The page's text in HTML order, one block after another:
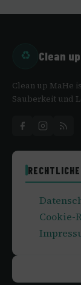
♻ Clean up
Clean up MaHe
Sauberkeit und
Cookie-